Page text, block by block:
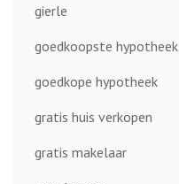
gierle
goedkoopste hypotheek
goedkope hypotheek
gratis huis verkopen
gratis makelaar